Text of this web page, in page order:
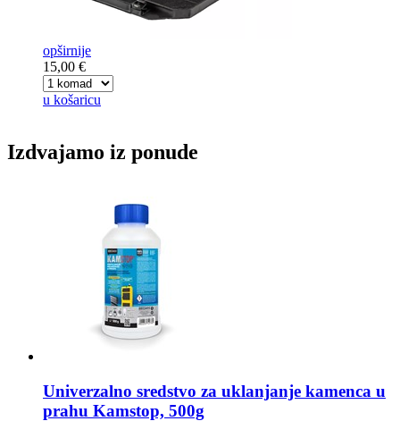
opširnije
15,00 €
u košaricu
Izdvajamo iz ponude
Univerzalno sredstvo za uklanjanje kamenca u
prahu Kamstop, 500g